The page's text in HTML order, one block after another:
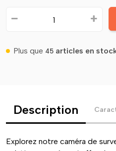
Plus que 45 articles en
Description
Explorez notre caméra de